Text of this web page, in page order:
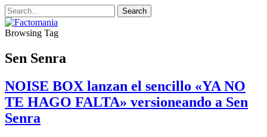
Browsing Tag
Sen Senra
NOISE BOX lanzan el sencillo «YA NO
TE HAGO FALTA» versioneando a Sen
Senra